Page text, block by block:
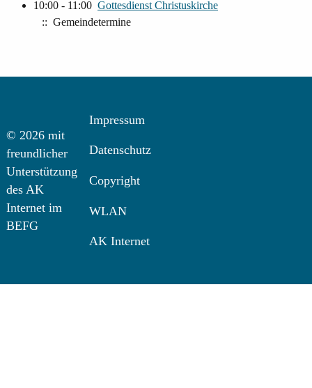
10:00 - 11:00 Gottesdienst Christuskirche
:: Gemeindetermine
© 2026 mit
freundlicher
Unterstützung
des AK
Internet im
BEFG
Impressum
Datenschutz
Copyright
WLAN
AK Internet